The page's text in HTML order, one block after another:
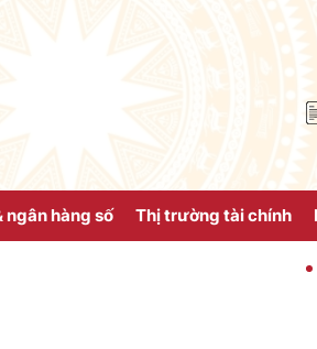
ngân hàng số Thị trường tài chính
Ngân